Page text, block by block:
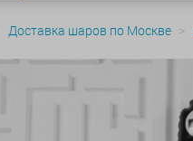
Доставка шаров по Москве